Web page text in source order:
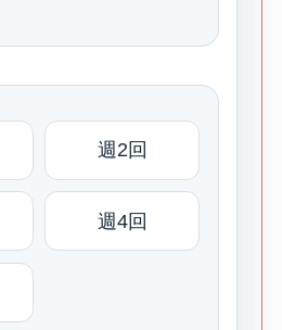
週2回
週4回